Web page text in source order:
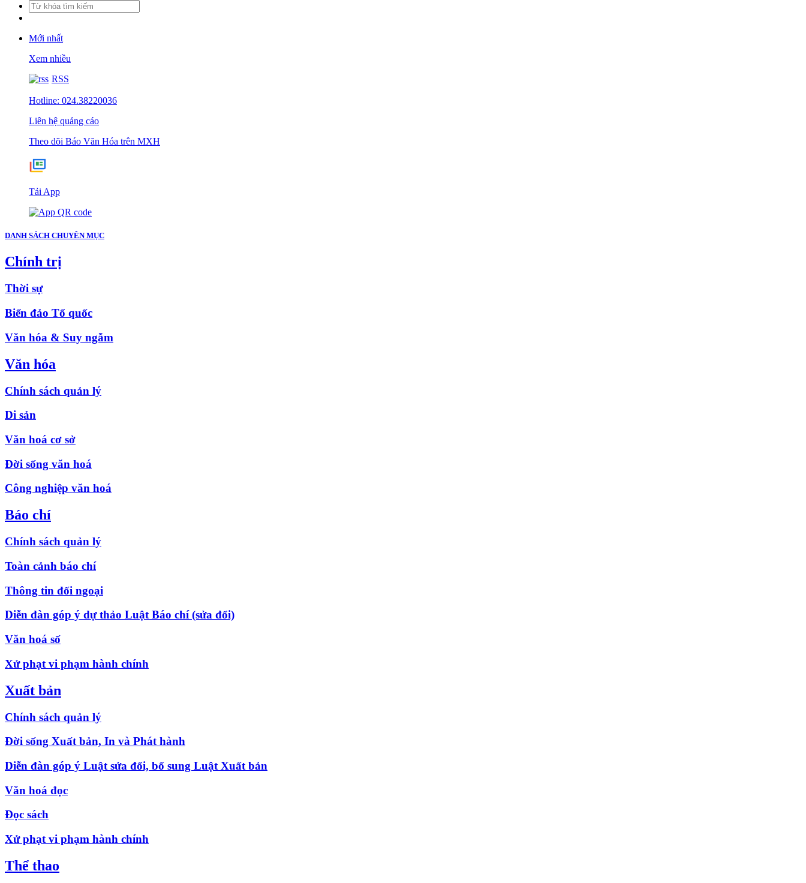
Mới nhất
Xem nhiều
RSS
Hotline: 024.38220036
Liên hệ quảng cáo
Theo dõi Báo Văn Hóa trên MXH
Tải App
DANH SÁCH CHUYÊN MỤC
Chính trị
Thời sự
Biển đảo Tổ quốc
Văn hóa & Suy ngẫm
Văn hóa
Chính sách quản lý
Di sản
Văn hoá cơ sở
Đời sống văn hoá
Công nghiệp văn hoá
Báo chí
Chính sách quản lý
Toàn cảnh báo chí
Thông tin đối ngoại
Diễn đàn góp ý dự thảo Luật Báo chí (sửa đổi)
Văn hoá số
Xử phạt vi phạm hành chính
Xuất bản
Chính sách quản lý
Đời sống Xuất bản, In và Phát hành
Diễn đàn góp ý Luật sửa đổi, bổ sung Luật Xuất bản
Văn hoá đọc
Đọc sách
Xử phạt vi phạm hành chính
Thể thao